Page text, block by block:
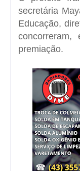
secretária
Educação,
premiação.